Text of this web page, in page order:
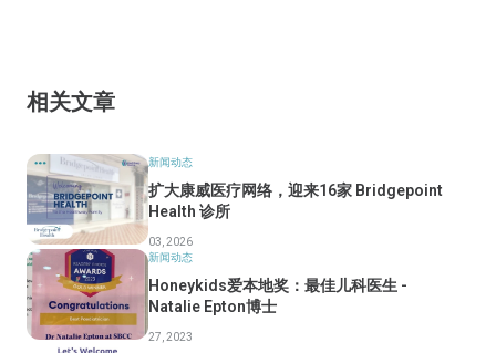
相关文章
新闻动态
扩大康威医疗网络，迎来16家 Bridgepoint
Health 诊所
03, 2026
新闻动态
Honeykids爱本地奖：最佳儿科医生 -
Natalie Epton博士
27, 2023